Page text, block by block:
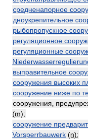
средненапорное
дноукрепительное
рыбопропускное
регуляционное
регуляционные
выправительное
сооружения высоких
сооружение ниже по
сооружения,
(m);
сооружение
Vorsperrbauwerk (n);